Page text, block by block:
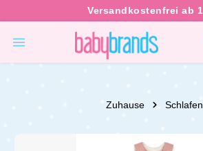
Zuhause Schlafen